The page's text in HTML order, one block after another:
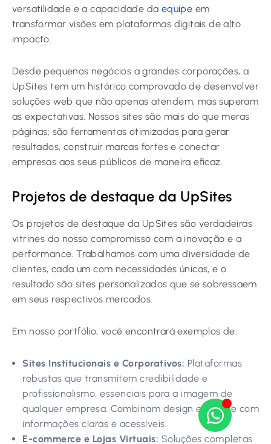
versatilidade e a capacidade da equipe em
transformar visões em plataformas digitais de alto
impacto.
Desde pequenos negócios a grandes corporações, a
UpSites tem um histórico comprovado de desenvolver
soluções web que não apenas atendem, mas superam
as expectativas. Nossos sites são mais do que meras
páginas; são ferramentas otimizadas para gerar
resultados, construir marcas fortes e conectar
empresas aos seus públicos de maneira eficaz.
Projetos de destaque da UpSites
Os projetos de destaque da UpSites são verdadeiras
vitrines do nosso compromisso com a inovação e a
performance. Trabalhamos com uma diversidade de
clientes, cada um com necessidades únicas, e o
resultado são sites personalizados que se sobressaem
em seus respectivos mercados.
Em nosso portfólio, você encontrará exemplos de:
Sites Institucionais e Corporativos: Plataformas
robustas que transmitem credibilidade e
profissionalismo, essenciais para a imagem de
qualquer empresa. Combinam design elegante com
informações claras e acessíveis.
E-commerce e Lojas Virtuais: Soluções completas